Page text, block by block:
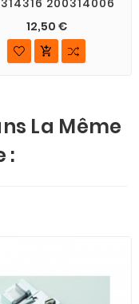
12,50 €

La Même
: